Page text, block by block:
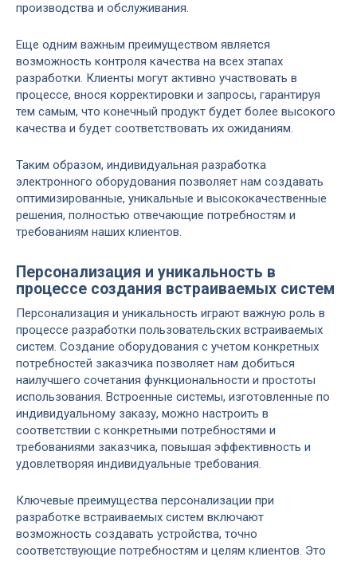
производства и обслуживания.
Еще одним важным преимуществом является
возможность контроля качества на всех этапах
разработки. Клиенты могут активно участвовать в
процессе, внося корректировки и запросы, гарантируя
тем самым, что конечный продукт будет более высокого
качества и будет соответствовать их ожиданиям.
Таким образом, индивидуальная разработка
электронного оборудования позволяет нам создавать
оптимизированные, уникальные и высококачественные
решения, полностью отвечающие потребностям и
требованиям наших клиентов.
Персонализация и уникальность в
процессе создания встраиваемых систем
Персонализация и уникальность играют важную роль в
процессе разработки пользовательских встраиваемых
систем. Создание оборудования с учетом конкретных
потребностей заказчика позволяет нам добиться
наилучшего сочетания функциональности и простоты
использования. Встроенные системы, изготовленные по
индивидуальному заказу, можно настроить в
соответствии с конкретными потребностями и
требованиями заказчика, повышая эффективность и
удовлетворяя индивидуальные требования.
Ключевые преимущества персонализации при
разработке встраиваемых систем включают
возможность создавать устройства, точно
соответствующие потребностям и целям клиентов. Это